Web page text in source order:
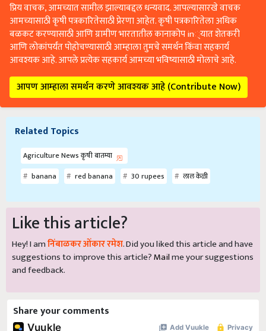
प्रिय वाचक, आमच्यात सामील झाल्याबद्दल धन्यवाद. आपल्यासारखे वाचक
आमच्यासाठी कृषी पत्रकारितेसाठी प्रेरणा आहेत. कृषी पत्रकारितेला अधिक
बळकट करण्यासाठी आणि ग्रामीण भारतातील कानाकोप in्यात शेतकरी
आणि लोकांपर्यंत पोहोचण्यासाठी आम्हाला तुमचे समर्थन किंवा सहकार्य
आवश्यक आहे. आपले प्रत्येक सहकार्य आमच्या भविष्यासाठी मोलाचे आहे.
आपण आम्हाला समर्थन करणे आवश्यक आहे (Contribute Now)
Related Topics
Agriculture News कृषी बातम्या
banana
red banana 30 rupees लाल केळी
Like this article?
Hey! I amनिंबाळकर ओंकार रमेश. Did you liked this article and have
suggestions to improve this article?Mailme your suggestions
and feedback.
Share your comments